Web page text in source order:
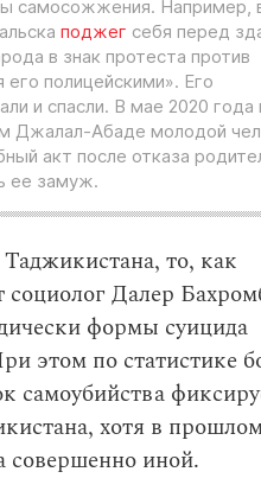
самосожжения. Например,
поджег себя перед
в знак протеста против
его полицейскими». Его
и спасли. В мае 2020 года
Джалал-Абаде молодой
акт после отказа
ее замуж.
то, как
социолог Далер
формы суицида
этом по статистике
самоубийства
хотя в
совершенно иной.